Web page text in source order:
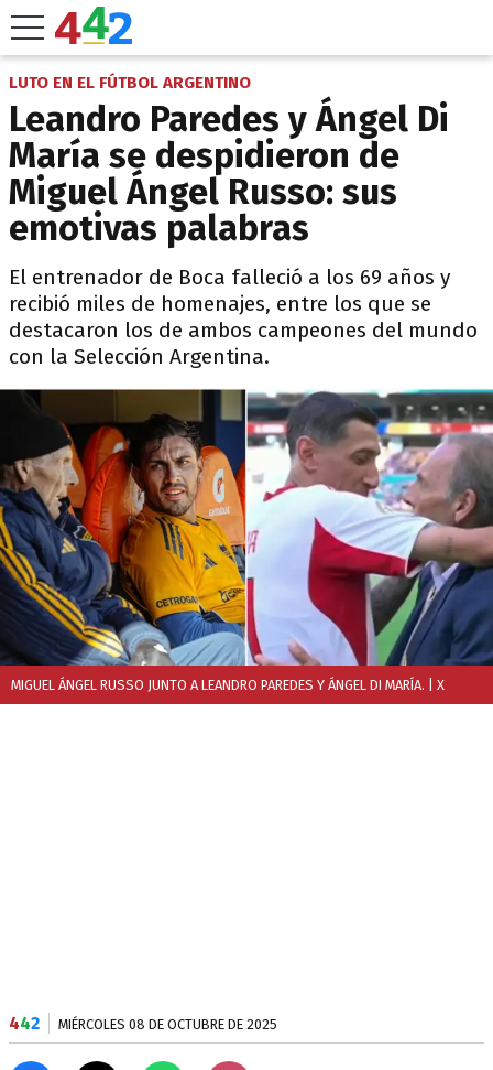
LUTO EN EL FÚTBOL ARGENTINO
Leandro Paredes y Ángel Di
María se despidieron de
Miguel Ángel Russo: sus
emotivas palabras
El entrenador de Boca falleció a los 69 años y
recibió miles de homenajes, entre los que se
destacaron los de ambos campeones del mundo
con la Selección Argentina.
MIGUEL ÁNGEL RUSSO JUNTO A LEANDRO PAREDES Y ÁNGEL DI MARÍA. | X
442 MIÉRCOLES 08 DE OCTUBRE DE 2025